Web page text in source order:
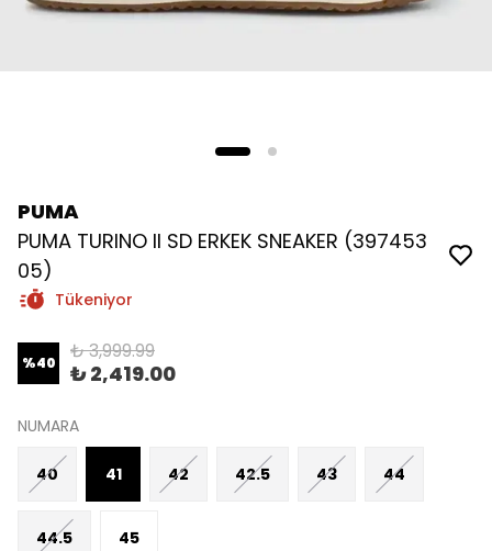
PUMA
PUMA TURINO II SD ERKEK SNEAKER (397453
05)
Tükeniyor
%40 ₺ 3,999.99
₺ 2,419.00
NUMARA
40 41 42 42.5 43 44
44.5 45